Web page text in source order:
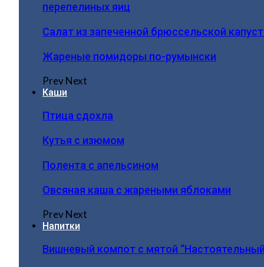
перепелиных яиц
Салат из запеченной брюссельской
Жареные помидоры по-румынски
PrevNext
Каши
Птица сдохла
Кутья с изюмом
Полента с апельсином
Овсяная каша с жареными яблоками
PrevNext
Напитки
Вишневый компот с мятой